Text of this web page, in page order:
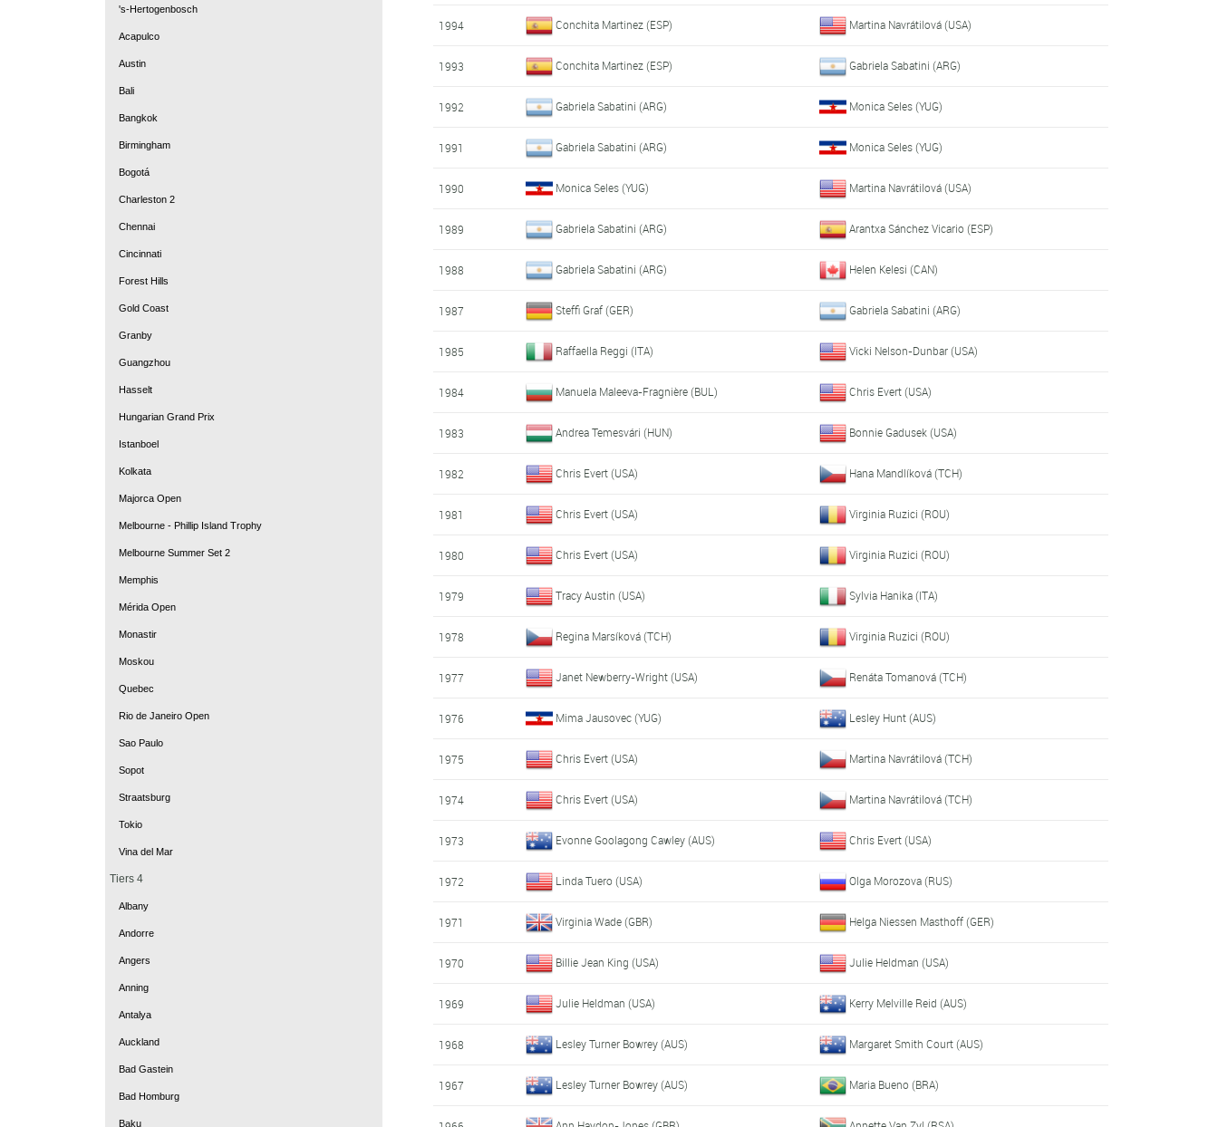
's-Hertogenbosch
Acapulco
Austin
Bali
Bangkok
Birmingham
Bogotá
Charleston 2
Chennai
Cincinnati
Forest Hills
Gold Coast
Granby
Guangzhou
Hasselt
Hungarian Grand Prix
Istanboel
Kolkata
Majorca Open
Melbourne - Phillip Island Trophy
Melbourne Summer Set 2
Memphis
Mérida Open
Monastir
Moskou
Quebec
Rio de Janeiro Open
Sao Paulo
Sopot
Straatsburg
Tokio
Vina del Mar
Tiers 4
Albany
Andorre
Angers
Anning
Antalya
Auckland
Bad Gastein
Bad Homburg
Baku
1994 Conchita Martinez (ESP) Martina Navrátilová (USA)
1993 Conchita Martinez (ESP) Gabriela Sabatini (ARG)
1992 Gabriela Sabatini (ARG) Monica Seles (YUG)
1991 Gabriela Sabatini (ARG) Monica Seles (YUG)
1990 Monica Seles (YUG) Martina Navrátilová (USA)
1989 Gabriela Sabatini (ARG) Arantxa Sánchez Vicario (ESP)
1988 Gabriela Sabatini (ARG) Helen Kelesi (CAN)
1987 Steffi Graf (GER) Gabriela Sabatini (ARG)
1985 Raffaella Reggi (ITA) Vicki Nelson-Dunbar (USA)
1984 Manuela Maleeva-Fragnière (BUL) Chris Evert (USA)
1983 Andrea Temesvári (HUN) Bonnie Gadusek (USA)
1982 Chris Evert (USA) Hana Mandlíková (TCH)
1981 Chris Evert (USA) Virginia Ruzici (ROU)
1980 Chris Evert (USA) Virginia Ruzici (ROU)
1979 Tracy Austin (USA) Sylvia Hanika (ITA)
1978 Regina Marsíková (TCH) Virginia Ruzici (ROU)
1977 Janet Newberry-Wright (USA) Renáta Tomanová (TCH)
1976 Mima Jausovec (YUG) Lesley Hunt (AUS)
1975 Chris Evert (USA) Martina Navrátilová (TCH)
1974 Chris Evert (USA) Martina Navrátilová (TCH)
1973 Evonne Goolagong Cawley (AUS) Chris Evert (USA)
1972 Linda Tuero (USA) Olga Morozova (RUS)
1971 Virginia Wade (GBR) Helga Niessen Masthoff (GER)
1970 Billie Jean King (USA) Julie Heldman (USA)
1969 Julie Heldman (USA) Kerry Melville Reid (AUS)
1968 Lesley Turner Bowrey (AUS) Margaret Smith Court (AUS)
1967 Lesley Turner Bowrey (AUS) Maria Bueno (BRA)